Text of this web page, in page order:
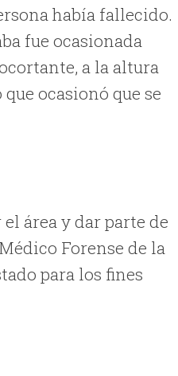
había fallecido.
fue ocasionada
a la altura
ocasionó que se
área y dar parte de
Forense de la
para los fines